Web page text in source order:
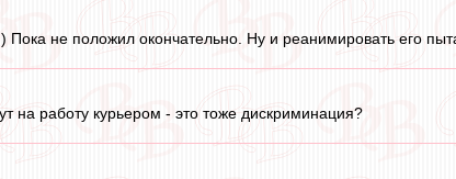
не положил окончательно. Ну и реанимировать его
на работу курьером - это тоже дискриминация?